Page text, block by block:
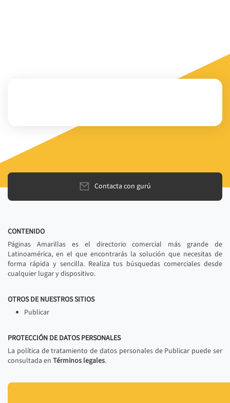
Contacta con gurú
CONTENIDO
Páginas Amarillas es el directorio comercial más grande de
Latinoamérica, en el que encontrarás la solución que necesitas de
forma rápida y sencilla. Realiza tus búsquedas comerciales desde
cualquier lugar y dispositivo.
OTROS DE NUESTROS SITIOS
Publicar
PROTECCIÓN DE DATOS PERSONALES
La política de tratamiento de datos personales de Publicar puede ser
consultada en Términos legales.